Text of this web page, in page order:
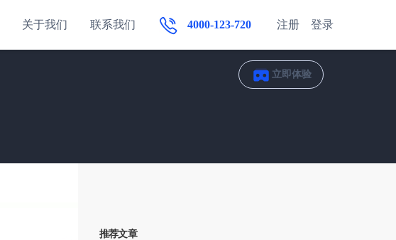
关于我们 联系我们 注册 登录
4000-123-720
立即体验
推荐文章